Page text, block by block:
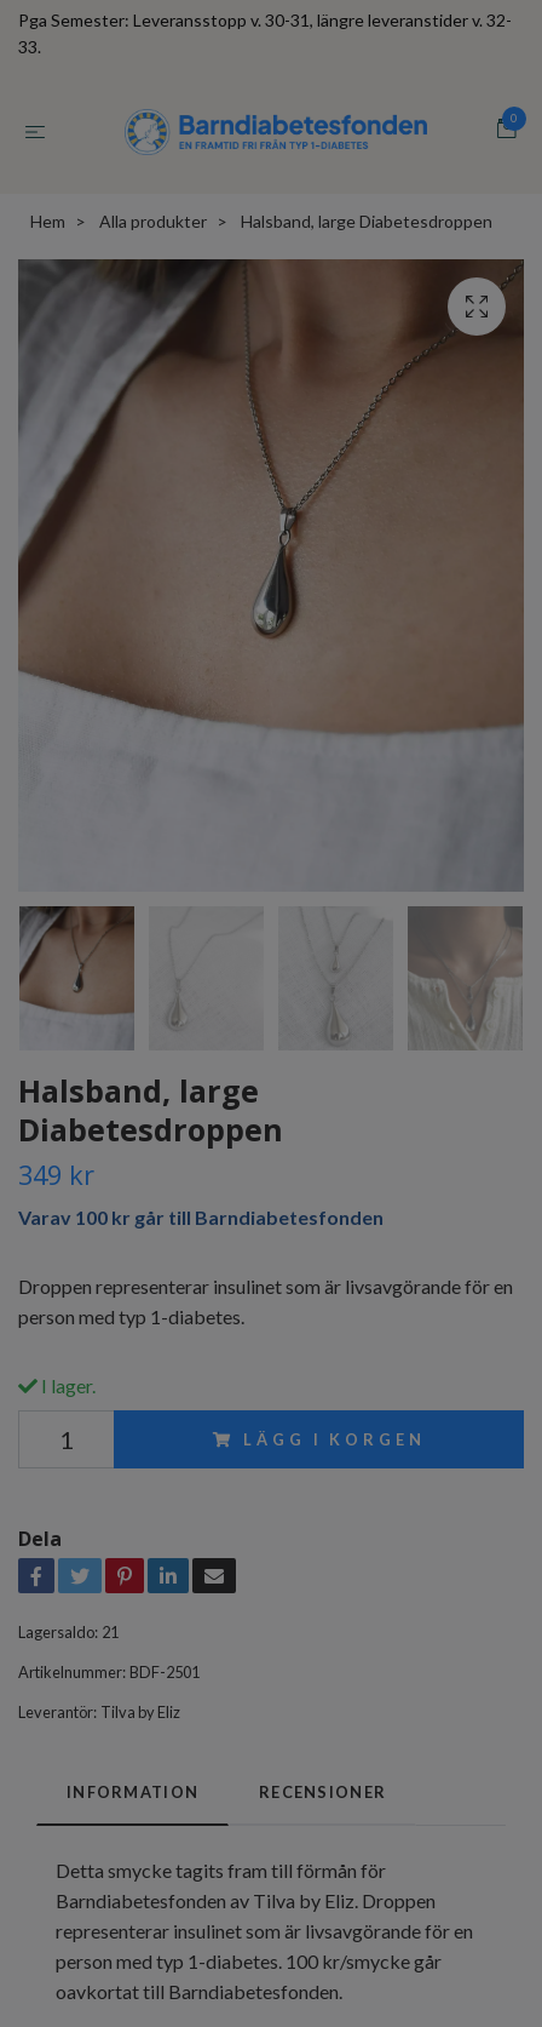
Pga Semester: Leveransstopp v. 30-31, längre leveranstider v. 32-
33.
0
Hem Alla produkter Halsband, large Diabetesdroppen
Halsband, large
Diabetesdroppen
349 kr
Varav 100 kr går till Barndiabetesfonden
Droppen representerar insulinet som är livsavgörande för en
person med typ 1-diabetes.
I lager.
LÄGG I KORGEN
Dela
Lagersaldo: 21
Artikelnummer: BDF-2501
Leverantör: Tilva by Eliz
INFORMATION RECENSIONER
Detta smycke tagits fram till förmån för
Barndiabetesfonden av Tilva by Eliz. Droppen
representerar insulinet som är livsavgörande för en
person med typ 1-diabetes. 100 kr/smycke går
oavkortat till Barndiabetesfonden.